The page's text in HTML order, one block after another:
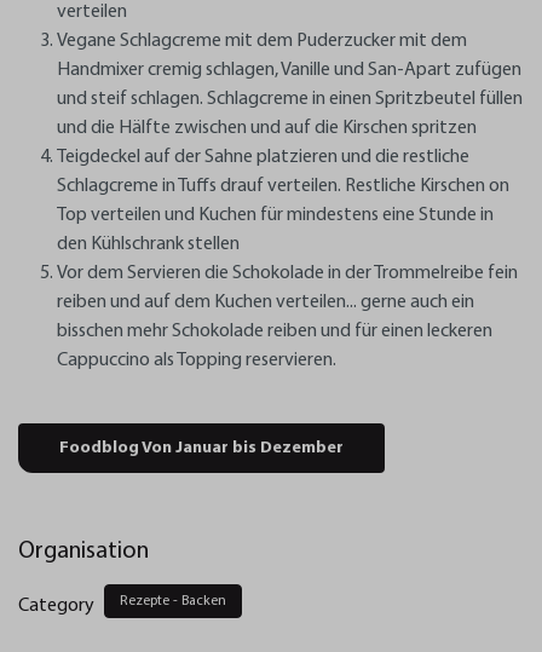
verteilen
Vegane Schlagcreme mit dem Puderzucker mit dem
Handmixer cremig schlagen, Vanille und San-Apart zufügen
und steif schlagen. Schlagcreme in einen Spritzbeutel füllen
und die Hälfte zwischen und auf die Kirschen spritzen
Teigdeckel auf der Sahne platzieren und die restliche
Schlagcreme in Tuffs drauf verteilen. Restliche Kirschen on
Top verteilen und Kuchen für mindestens eine Stunde in
den Kühlschrank stellen
Vor dem Servieren die Schokolade in der Trommelreibe fein
reiben und auf dem Kuchen verteilen... gerne auch ein
bisschen mehr Schokolade reiben und für einen leckeren
Cappuccino als Topping reservieren.
Foodblog Von Januar bis Dezember
Organisation
Category Rezepte - Backen